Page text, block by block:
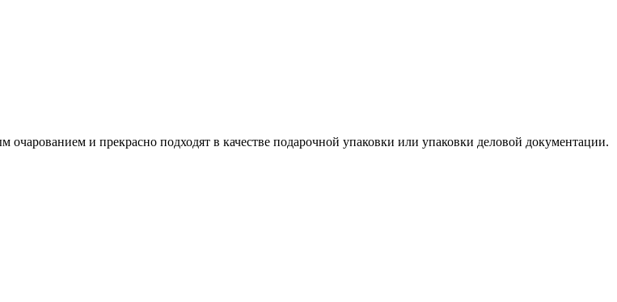
и прекрасно подходят в качестве подарочной упаковки или упаковки деловой документации.